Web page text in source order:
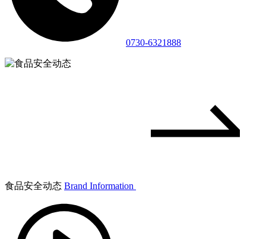
0730-6321888
食品安全动态 Brand Information